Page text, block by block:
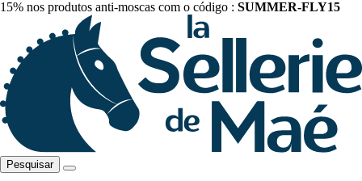
15% nos produtos anti-moscas com o código : SUMMER-FLY15
Pesquisar